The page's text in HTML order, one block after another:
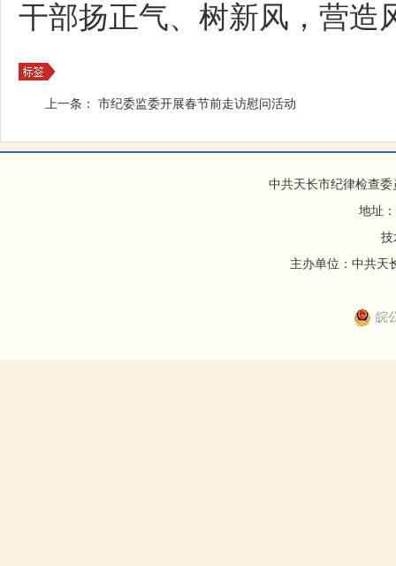
干部扬正气、树新风，营造
上一条： 市纪委监委开展春节前走访慰问活动
中共天长市纪律检查
地址
技
主办单位：中共天
皖